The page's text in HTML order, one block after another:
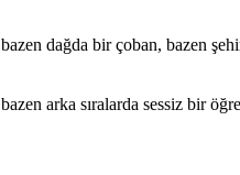
bazen dağda bir çoban, bazen
bazen arka sıralarda sessiz bir